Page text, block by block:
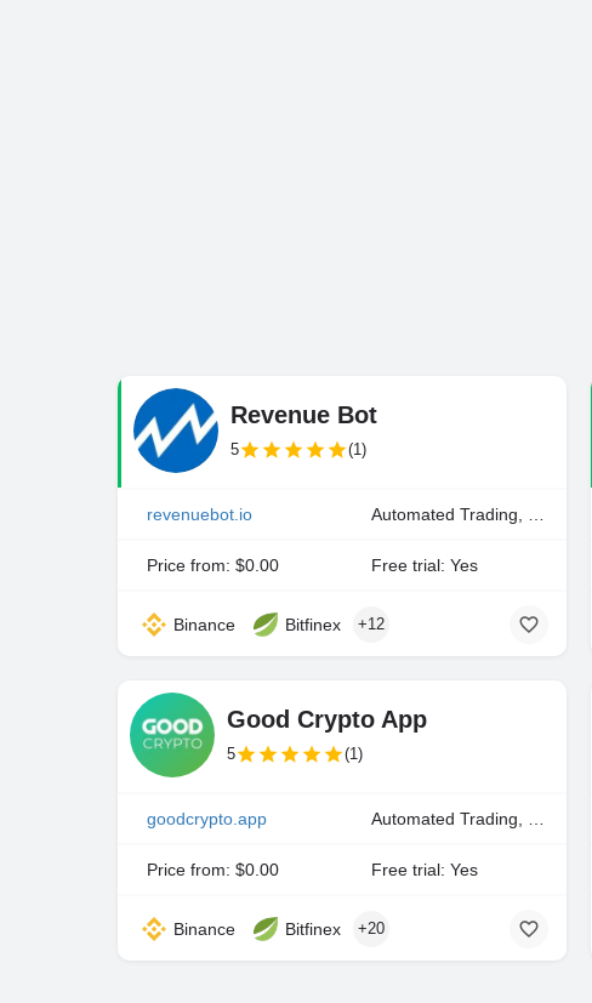
Revenue Bot
5 (1)
revenuebot.io
Price from: $0.00 Free trial: Yes
Binance Bitfinex +12
Good Crypto App
5 (1)
goodcrypto.app
Price from: $0.00 Free trial: Yes
Binance Bitfinex +20